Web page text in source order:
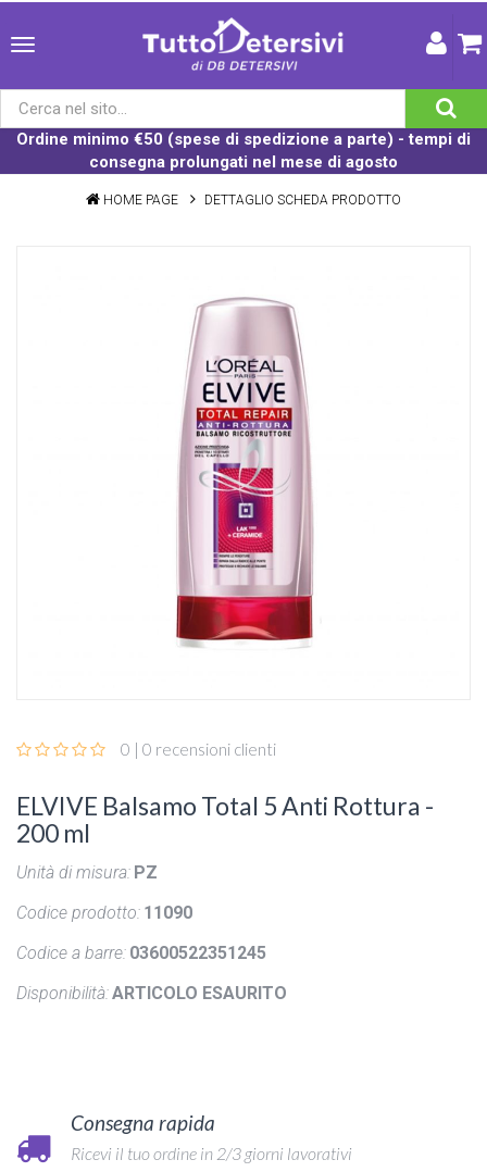
Ordine minimo €50 (spese di spedizione a parte) - tempi di
consegna prolungati nel mese di agosto
HOME PAGE DETTAGLIO SCHEDA PRODOTTO
0 | 0 recensioni clienti
ELVIVE Balsamo Total 5 Anti Rottura -
200 ml
Unità di misura: PZ
Codice prodotto: 11090
Codice a barre: 03600522351245
Disponibilità:ARTICOLO ESAURITO
Consegna rapida
Ricevi il tuo ordine in 2/3 giorni lavorativi